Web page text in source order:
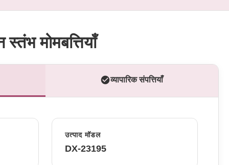
स्तंभ मोमबत्तियाँ
व्यापारिक संपत्तियाँ
उत्पाद मॉडल
DX-23195